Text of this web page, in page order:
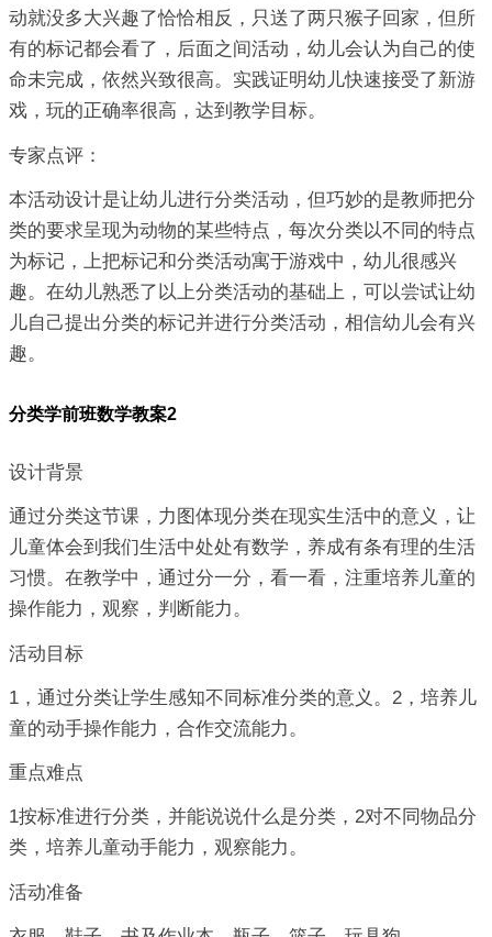
动就没多大兴趣了恰恰相反，只送了两只猴子回家，但所
有的标记都会看了，后面之间活动，幼儿会认为自己的使
命未完成，依然兴致很高。实践证明幼儿快速接受了新游
戏，玩的正确率很高，达到教学目标。
专家点评：
本活动设计是让幼儿进行分类活动，但巧妙的是教师把分
类的要求呈现为动物的某些特点，每次分类以不同的特点
为标记，上把标记和分类活动寓于游戏中，幼儿很感兴
趣。在幼儿熟悉了以上分类活动的基础上，可以尝试让幼
儿自己提出分类的标记并进行分类活动，相信幼儿会有兴
趣。
分类学前班数学教案2
设计背景
通过分类这节课，力图体现分类在现实生活中的意义，让
儿童体会到我们生活中处处有数学，养成有条有理的生活
习惯。在教学中，通过分一分，看一看，注重培养儿童的
操作能力，观察，判断能力。
活动目标
1，通过分类让学生感知不同标准分类的意义。2，培养儿
童的动手操作能力，合作交流能力。
重点难点
1按标准进行分类，并能说说什么是分类，2对不同物品分
类，培养儿童动手能力，观察能力。
活动准备